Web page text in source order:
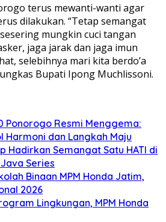
terus mewanti-wanti agar
dilakukan. “Tetap semangat
mungkin cuci tangan
jaga jarak dan jaga imun
selebihnya mari kita berdo’a
Bupati Ipong Muchlissoni.
Ponorogo Resmi Menggema:
Harmoni dan Langkah Maju
Hadirkan Semangat Satu HATI di
Series
Binaan MPM Honda Jatim,
2026
Lingkungan, MPM Honda